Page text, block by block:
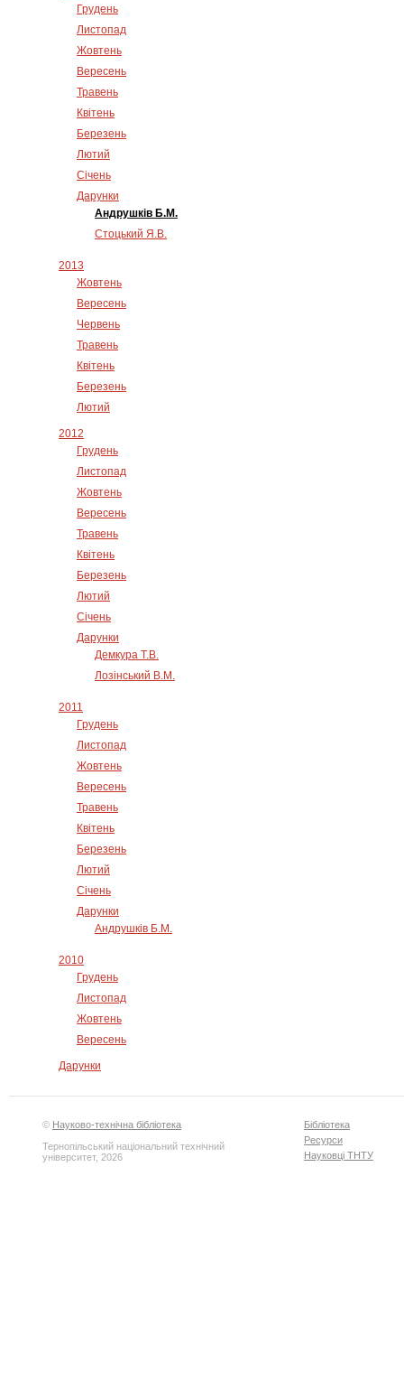
Грудень
Листопад
Жовтень
Вересень
Травень
Квітень
Березень
Лютий
Січень
Дарунки
Андрушків Б.М.
Стоцький Я.В.
2013
Жовтень
Вересень
Червень
Травень
Квітень
Березень
Лютий
2012
Грудень
Листопад
Жовтень
Вересень
Травень
Квітень
Березень
Лютий
Січень
Дарунки
Демкура Т.В.
Лозінський В.М.
2011
Грудень
Листопад
Жовтень
Вересень
Травень
Квітень
Березень
Лютий
Січень
Дарунки
Андрушків Б.М.
2010
Грудень
Листопад
Жовтень
Вересень
Дарунки
© Науково-технічна бібліотека
Тернопільський національний технічний
університет, 2026
Бібліотека
Ресурси
Науковці ТНТУ